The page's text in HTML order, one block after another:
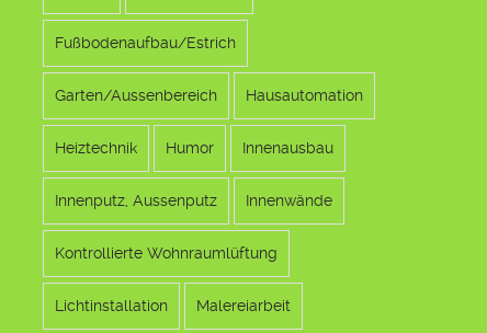
Fußbodenaufbau/Estrich
Garten/Aussenbereich Hausautomation
Heiztechnik Humor Innenausbau
Innenputz, Aussenputz Innenwände
Kontrollierte Wohnraumlüftung
Lichtinstallation Malereiarbeit